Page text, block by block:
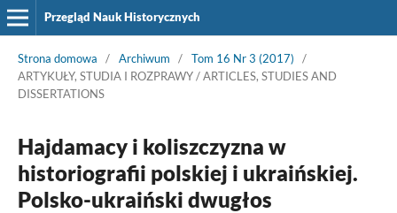
Przegląd Nauk Historycznych
Strona domowa / Archiwum / Tom 16 Nr 3 (2017)
/
ARTYKUŁY, STUDIA I ROZPRAWY / ARTICLES, STUDIES AND
DISSERTATIONS
Hajdamacy i koliszczyzna w
historiografii polskiej i ukraińskiej.
Polsko-ukraiński dwugłos